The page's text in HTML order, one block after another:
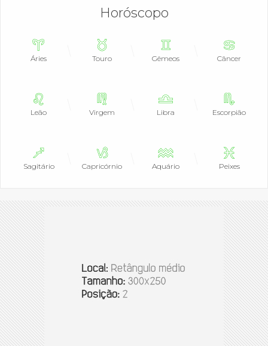
Horóscopo
Áries Touro Gêmeos Câncer
Leão Virgem Libra Escorpião
Sagitário Capricórnio Aquário Peixes